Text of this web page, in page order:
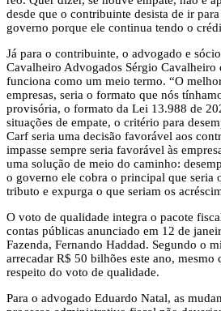
desde que o contribuinte desista de ir
governo porque ele continua tendo o
Já para o contribuinte, o advogado e
Cavalheiro Advogados Sérgio Cavalheiro
funciona como um meio termo. “O
empresas, seria o formato que nós
provisória, o formato da Lei 13.988 de
situações de empate, o critério para
Carf seria uma decisão favorável aos
impasse sempre seria favorável às
uma solução de meio do caminho:
o governo ele cobra o principal que seria
tributo e expurga o que seriam os
O voto de qualidade integra o pacote
contas públicas anunciado em 12 de
Fazenda, Fernando Haddad. Segundo o
arrecadar R$ 50 bilhões este ano, mesmo
respeito do voto de qualidade.
Para o advogado Eduardo Natal, as